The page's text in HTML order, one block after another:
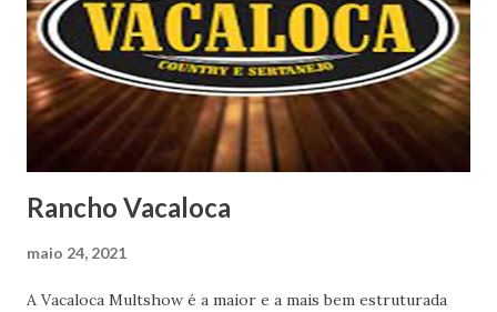
Rancho Vacaloca
maio 24, 2021
A Vacaloca Multshow é a maior e a mais bem estruturada